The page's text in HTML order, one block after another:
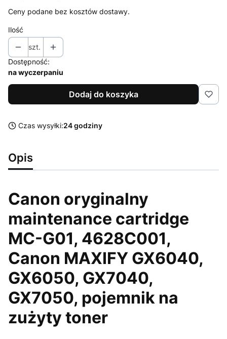
Ceny podane bez kosztów dostawy.
Ilość
szt.
Dostępność:
na wyczerpaniu
Dodaj do koszyka
Czas wysyłki:24 godziny
Opis
Canon oryginalny
maintenance cartridge
MC-G01, 4628C001,
Canon MAXIFY GX6040,
GX6050, GX7040,
GX7050, pojemnik na
zużyty toner